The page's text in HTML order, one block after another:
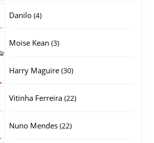
Danilo 44
Moise Kean 33
Harry Maguire 3030
Vitinha Ferreira 2222
Nuno Mendes 2222